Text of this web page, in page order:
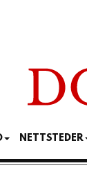
NETTSTEDER